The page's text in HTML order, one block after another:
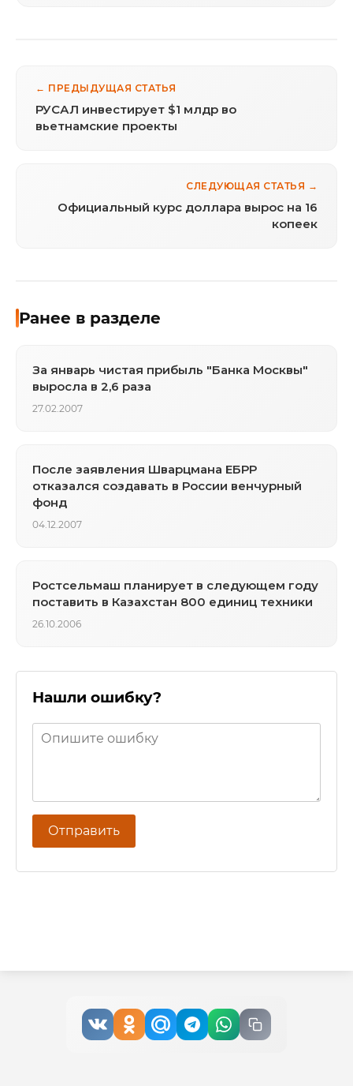
← ПРЕДЫДУЩАЯ СТАТЬЯ
РУСАЛ инвестирует $1 млдр во
вьетнамские проекты
СЛЕДУЮЩАЯ СТАТЬЯ →
Официальный курс доллара вырос на 16
копеек
Ранее в разделе
За январь чистая прибыль "Банка Москвы"
выросла в 2,6 раза
27.02.2007
После заявления Шварцмана ЕБРР
отказался создавать в России венчурный
фонд
04.12.2007
Ростсельмаш планирует в следующем году
поставить в Казахстан 800 единиц техники
26.10.2006
Нашли ошибку?
Отправить